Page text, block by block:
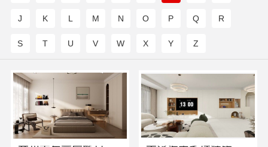
J K L M N O P Q R
S T U V W X Y Z